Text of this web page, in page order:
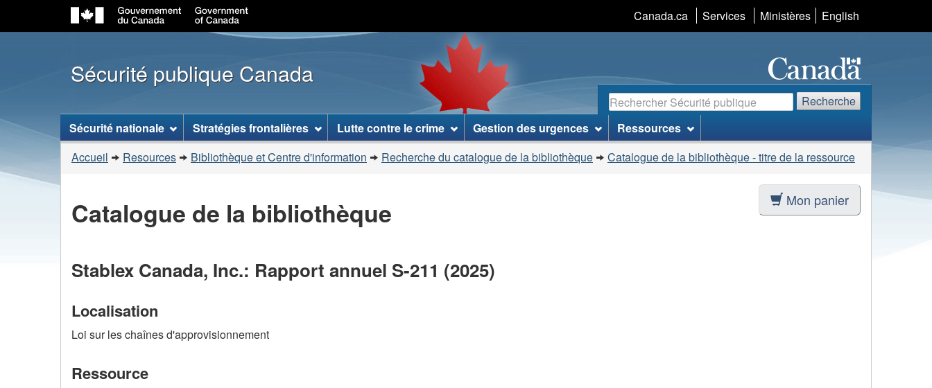
au
contenu
principal
à
«
propos
ce
site
»
à
la
version
simplifiée
Canada.ca Services Ministères Sélection
de
la
langue
English
Sécurité publique Canada
Recherche Recherche
Menu
des
sujets
Sécurité nationale Stratégies frontalières Lutte contre le crime Gestion des urgences Ressources
Vous
êtes
Accueil Resources Bibliothèque et Centre d'information Recherche du catalogue de la bibliothèque Catalogue de la bibliothèque - titre de la ressource
Catalogue de la bibliothèque Mon panier
Stablex Canada, Inc.: Rapport annuel S-211 (2025)
Localisation
Loi sur les chaînes d'approvisionnement
Ressource